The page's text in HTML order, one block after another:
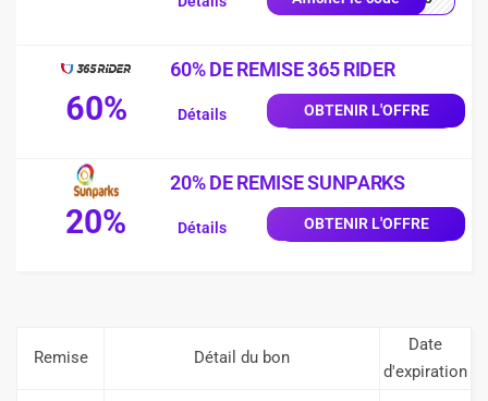
60%
60% DE REMISE 365 RIDER
OBTENIR L'OFFRE
Détails
20%
20% DE REMISE SUNPARKS
OBTENIR L'OFFRE
Détails
Remise Détail du bon
Date
d'expiration